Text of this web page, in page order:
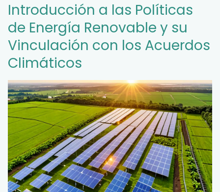
Introducción a las Políticas
de Energía Renovable y su
Vinculación con los Acuerdos
Climáticos